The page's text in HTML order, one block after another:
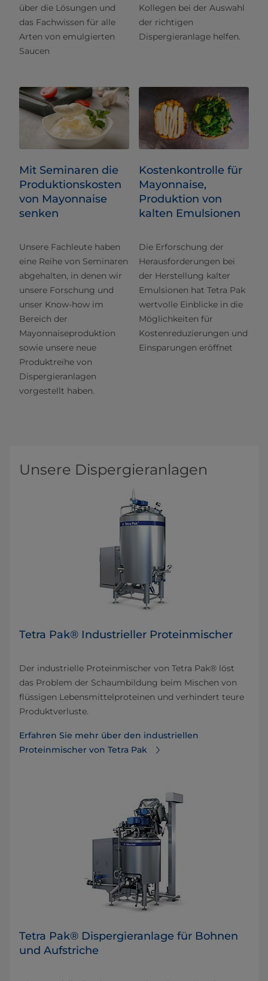
über die Lösungen und
das Fachwissen für alle
Arten von emulgierten
Saucen
Kollegen bei der Auswahl
der richtigen
Dispergieranlage helfen.
Mit Seminaren die
Produktionskosten
von Mayonnaise
senken
Unsere Fachleute haben
eine Reihe von Seminaren
abgehalten, in denen wir
unsere Forschung und
unser Know-how im
Bereich der
Mayonnaiseproduktion
sowie unsere neue
Produktreihe von
Dispergieranlagen
vorgestellt haben.
Kostenkontrolle für
Mayonnaise,
Produktion von
kalten Emulsionen
Die Erforschung der
Herausforderungen bei
der Herstellung kalter
Emulsionen hat Tetra Pak
wertvolle Einblicke in die
Möglichkeiten für
Kostenreduzierungen und
Einsparungen eröffnet
Unsere Dispergieranlagen
Tetra Pak® Industrieller Proteinmischer
Der industrielle Proteinmischer von Tetra Pak® löst
das Problem der Schaumbildung beim Mischen von
flüssigen Lebensmittelproteinen und verhindert teure
Produktverluste.
Erfahren Sie mehr über den industriellen
Proteinmischer von Tetra Pak
Tetra Pak® Dispergieranlage für Bohnen
und Aufstriche